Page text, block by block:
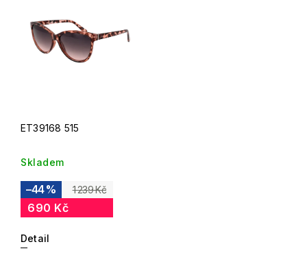
ET39168 515
Skladem
1 239 Kč
–44 %
690 Kč
Detail